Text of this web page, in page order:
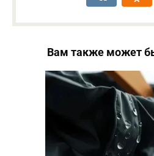
Вам также может